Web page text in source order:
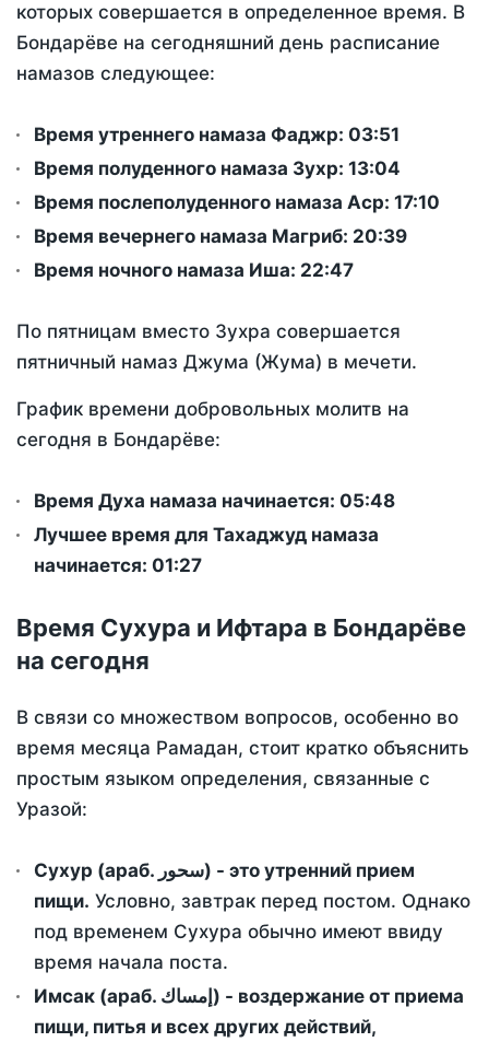
которых совершается в определенное время. В
Бондарёве на сегодняшний день расписание
намазов следующее:
Время утреннего намаза Фаджр: 03:51
Время полуденного намаза Зухр: 13:04
Время послеполуденного намаза Аср: 17:10
Время вечернего намаза Магриб: 20:39
Время ночного намаза Иша: 22:47
По пятницам вместо Зухра совершается
пятничный намаз Джума (Жума) в мечети.
График времени добровольных молитв на
сегодня в Бондарёве:
Время Духа намаза начинается: 05:48
Лучшее время для Тахаджуд намаза
начинается: 01:27
Время Сухура и Ифтара в Бондарёве
на сегодня
В связи со множеством вопросов, особенно во
время месяца Рамадан, стоит кратко объяснить
простым языком определения, связанные с
Уразой:
Сухур (араб. سحور) - это утренний прием
пищи. Условно, завтрак перед постом. Однако
под временем Сухура обычно имеют ввиду
время начала поста.
Имсак (араб. إمساك) - воздержание от приема
пищи, питья и всех других действий,